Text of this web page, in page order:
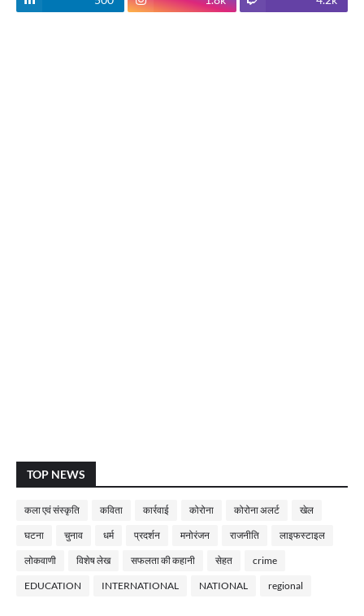
TOP NEWS
कला एवं संस्कृति कविता कार्रवाई कोरोना कोरोना अलर्ट खेल
घटना चुनाव धर्म प्रदर्शन मनोरंजन राजनीति लाइफस्टाइल
लोकवाणी विशेष लेख सफलता की कहानी सेहत crime
EDUCATION INTERNATIONAL NATIONAL regional